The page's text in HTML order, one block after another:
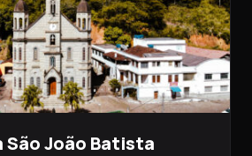
São João Batista